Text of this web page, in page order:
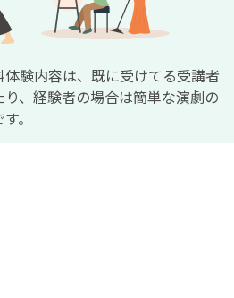
験内容は、既に受けてる受講者
、経験者の場合は簡単な演劇の
。